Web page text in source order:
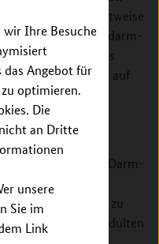
wir Ihre Besuche
das Angebot für
optimieren.
Die
an Dritte
unsere
Sie im
Link
wird schrittweise
für das Dünndarm-
Modell soll das
und Gewebsebene auf
Für seine
und
(ISCs).
der sogenannten Darm-
Um hier
identifizieren zu
zum adulten